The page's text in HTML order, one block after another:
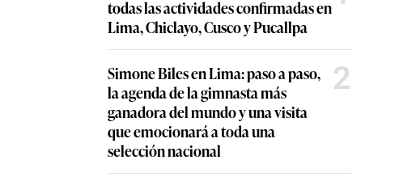
todas las actividades confirmadas en
Lima, Chiclayo, Cusco y Pucallpa
Simone Biles en Lima: paso a paso,
la agenda de la gimnasta más
ganadora del mundo y una visita
que emocionará a toda una
selección nacional
2